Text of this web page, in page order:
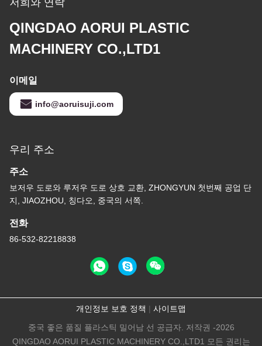
저희와 연락
QINGDAO AORUI PLASTIC
MACHINERY CO.,LTD1
이메일
info@aoruisuji.com
우리 주소
주소
보저우 도로와 루저우 도로 상호 교환, ZHONGYUN 첫번째 공업 단
지, JIAOZHOU, 칭다오, 중국의 서쪽.
전화
86-532-82218838
개인정보 보호 정책 | 사이트맵
중국 좋은 품질 플라스틱 밀어남 선 공급자. 저작권 -2026
QINGDAO AORUI PLASTIC MACHINERY CO.,LTD1 모든 권리는